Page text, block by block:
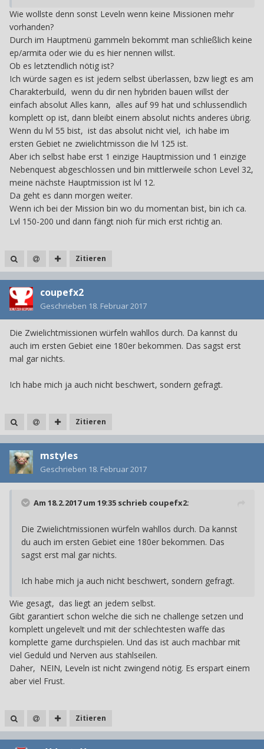
Wie wollste denn sonst Leveln wenn keine Missionen mehr
vorhanden?
Durch im Hauptmenü gammeln bekommt man schließlich keine
ep/armita oder wie du es hier nennen willst.
Ob es letztendlich nötig ist?
Ich würde sagen es ist jedem selbst überlassen, bzw liegt es am
Charakterbuild, wenn du dir nen hybriden bauen willst der
einfach absolut Alles kann, alles auf 99 hat und schlussendlich
komplett op ist, dann bleibt einem absolut nichts anderes übrig.
Wenn du lvl 55 bist, ist das absolut nicht viel, ich habe im
ersten Gebiet ne zwielichtmisson die lvl 125 ist.
Aber ich selbst habe erst 1 einzige Hauptmission und 1 einzige
Nebenquest abgeschlossen und bin mittlerweile schon Level 32,
meine nächste Hauptmission ist lvl 12.
Da geht es dann morgen weiter.
Wenn ich bei der Mission bin wo du momentan bist, bin ich ca.
Lvl 150-200 und dann fängt nioh für mich erst richtig an.
Zitieren
coupefx2
Geschrieben 18. Februar 2017
Die Zwielichtmissionen würfeln wahllos durch. Da kannst du
auch im ersten Gebiet eine 180er bekommen. Das sagst erst
mal gar nichts.
Ich habe mich ja auch nicht beschwert, sondern gefragt.
Zitieren
mstyles
Geschrieben 18. Februar 2017
Am 18.2.2017 um 19:35 schrieb coupefx2:
Die Zwielichtmissionen würfeln wahllos durch. Da kannst
du auch im ersten Gebiet eine 180er bekommen. Das
sagst erst mal gar nichts.
Ich habe mich ja auch nicht beschwert, sondern gefragt.
Wie gesagt, das liegt an jedem selbst.
Gibt garantiert schon welche die sich ne challenge setzen und
komplett ungelevelt und mit der schlechtesten waffe das
komplette game durchspielen. Und das ist auch machbar mit
viel Geduld und Nerven aus stahlseilen.
Daher, NEIN, Leveln ist nicht zwingend nötig. Es erspart einem
aber viel Frust.
Zitieren